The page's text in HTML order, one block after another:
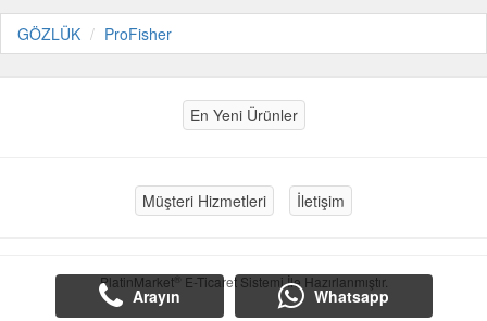
Arayın Whatsapp
GÖZLÜK ProFisher
En Yeni Ürünler
Müşteri Hizmetleri İletişim
PlatinMarket® E-Ticaret Sistemiİle Hazırlanmıştır.